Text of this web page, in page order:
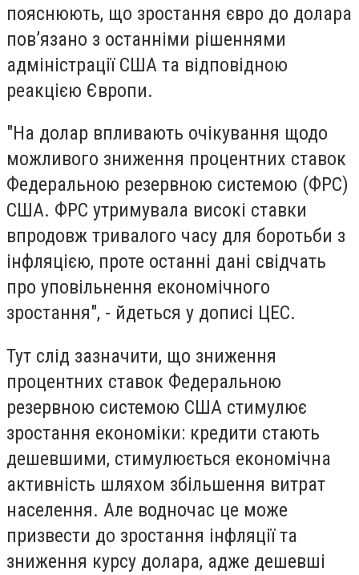
пояснюють, що зростання євро до долара
пов’язано з останніми рішеннями
адміністрації США та відповідною
реакцією Європи.
"На долар впливають очікування щодо
можливого зниження процентних ставок
Федеральною резервною системою (ФРС)
США. ФРС утримувала високі ставки
впродовж тривалого часу для боротьби з
інфляцією, проте останні дані свідчать
про уповільнення економічного
зростання", - йдеться у дописі ЦЕС.
Тут слід зазначити, що зниження
процентних ставок Федеральною
резервною системою США стимулює
зростання економіки: кредити стають
дешевшими, стимулюється економічна
активність шляхом збільшення витрат
населення. Але водночас це може
призвести до зростання інфляції та
зниження курсу долара, адже дешевші